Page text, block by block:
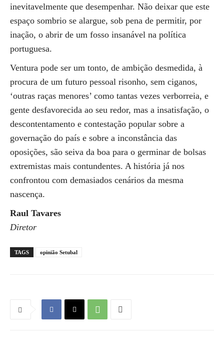
inevitavelmente que desempenhar. Não deixar que este
espaço sombrio se alargue, sob pena de permitir, por
inação, o abrir de um fosso insanável na política
portuguesa.
Ventura pode ser um tonto, de ambição desmedida, à
procura de um futuro pessoal risonho, sem ciganos,
‘outras raças menores’ como tantas vezes verborreia, e
gente desfavorecida ao seu redor, mas a insatisfação, o
descontentamento e contestação popular sobre a
governação do país e sobre a inconstância das
oposições, são seiva da boa para o germinar de bolsas
extremistas mais contundentes. A história já nos
confrontou com demasiados cenários da mesma
nascença.
Raul Tavares
Diretor
TAGS opinião Setubal